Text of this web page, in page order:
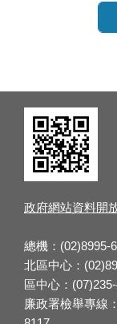
政府網站資料開
總機：
北區中心：
區中心：
廉政署檢舉專線